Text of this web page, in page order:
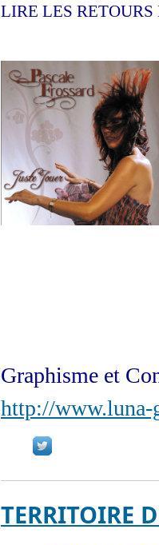
LIRE LES RETOURS
Graphisme et
http://www.luna-
TERRITOIRE